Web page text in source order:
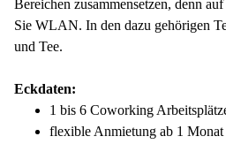
Bereichen zusammensetzen, denn
Sie WLAN. In den dazu gehörigen
und Tee.
Eckdaten:
1 bis 6 Coworking
flexible Anmietung ab 1 Monat